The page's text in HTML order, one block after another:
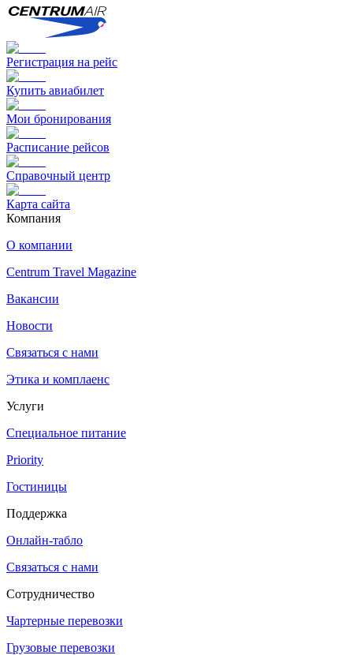
Регистрация на рейс
Купить авиабилет
Мои бронирования
Расписание рейсов
Справочный центр
Карта сайта
Компания
О компании
Centrum Travel Magazine
Вакансии
Новости
Связаться с нами
Этика и комплаенс
Услуги
Специальное питание
Priority
Гостиницы
Поддержка
Онлайн-табло
Связаться с нами
Сотрудничество
Чартерные перевозки
Грузовые перевозки